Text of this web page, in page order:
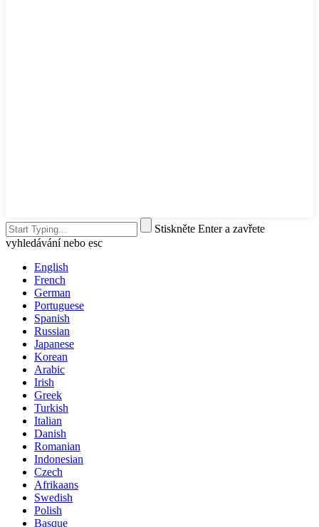
Stiskněte Enter a zavřete
vyhledávání nebo esc
English
French
German
Portuguese
Spanish
Russian
Japanese
Korean
Arabic
Irish
Greek
Turkish
Italian
Danish
Romanian
Indonesian
Czech
Afrikaans
Swedish
Polish
Basque